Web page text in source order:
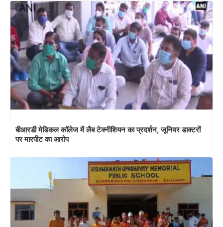
बीआरडी मेडिकल कॉलेज में लैब टेक्नीशियन का प्रदर्शन, जूनियर डाक्टरों
पर मारपीट का आरोप